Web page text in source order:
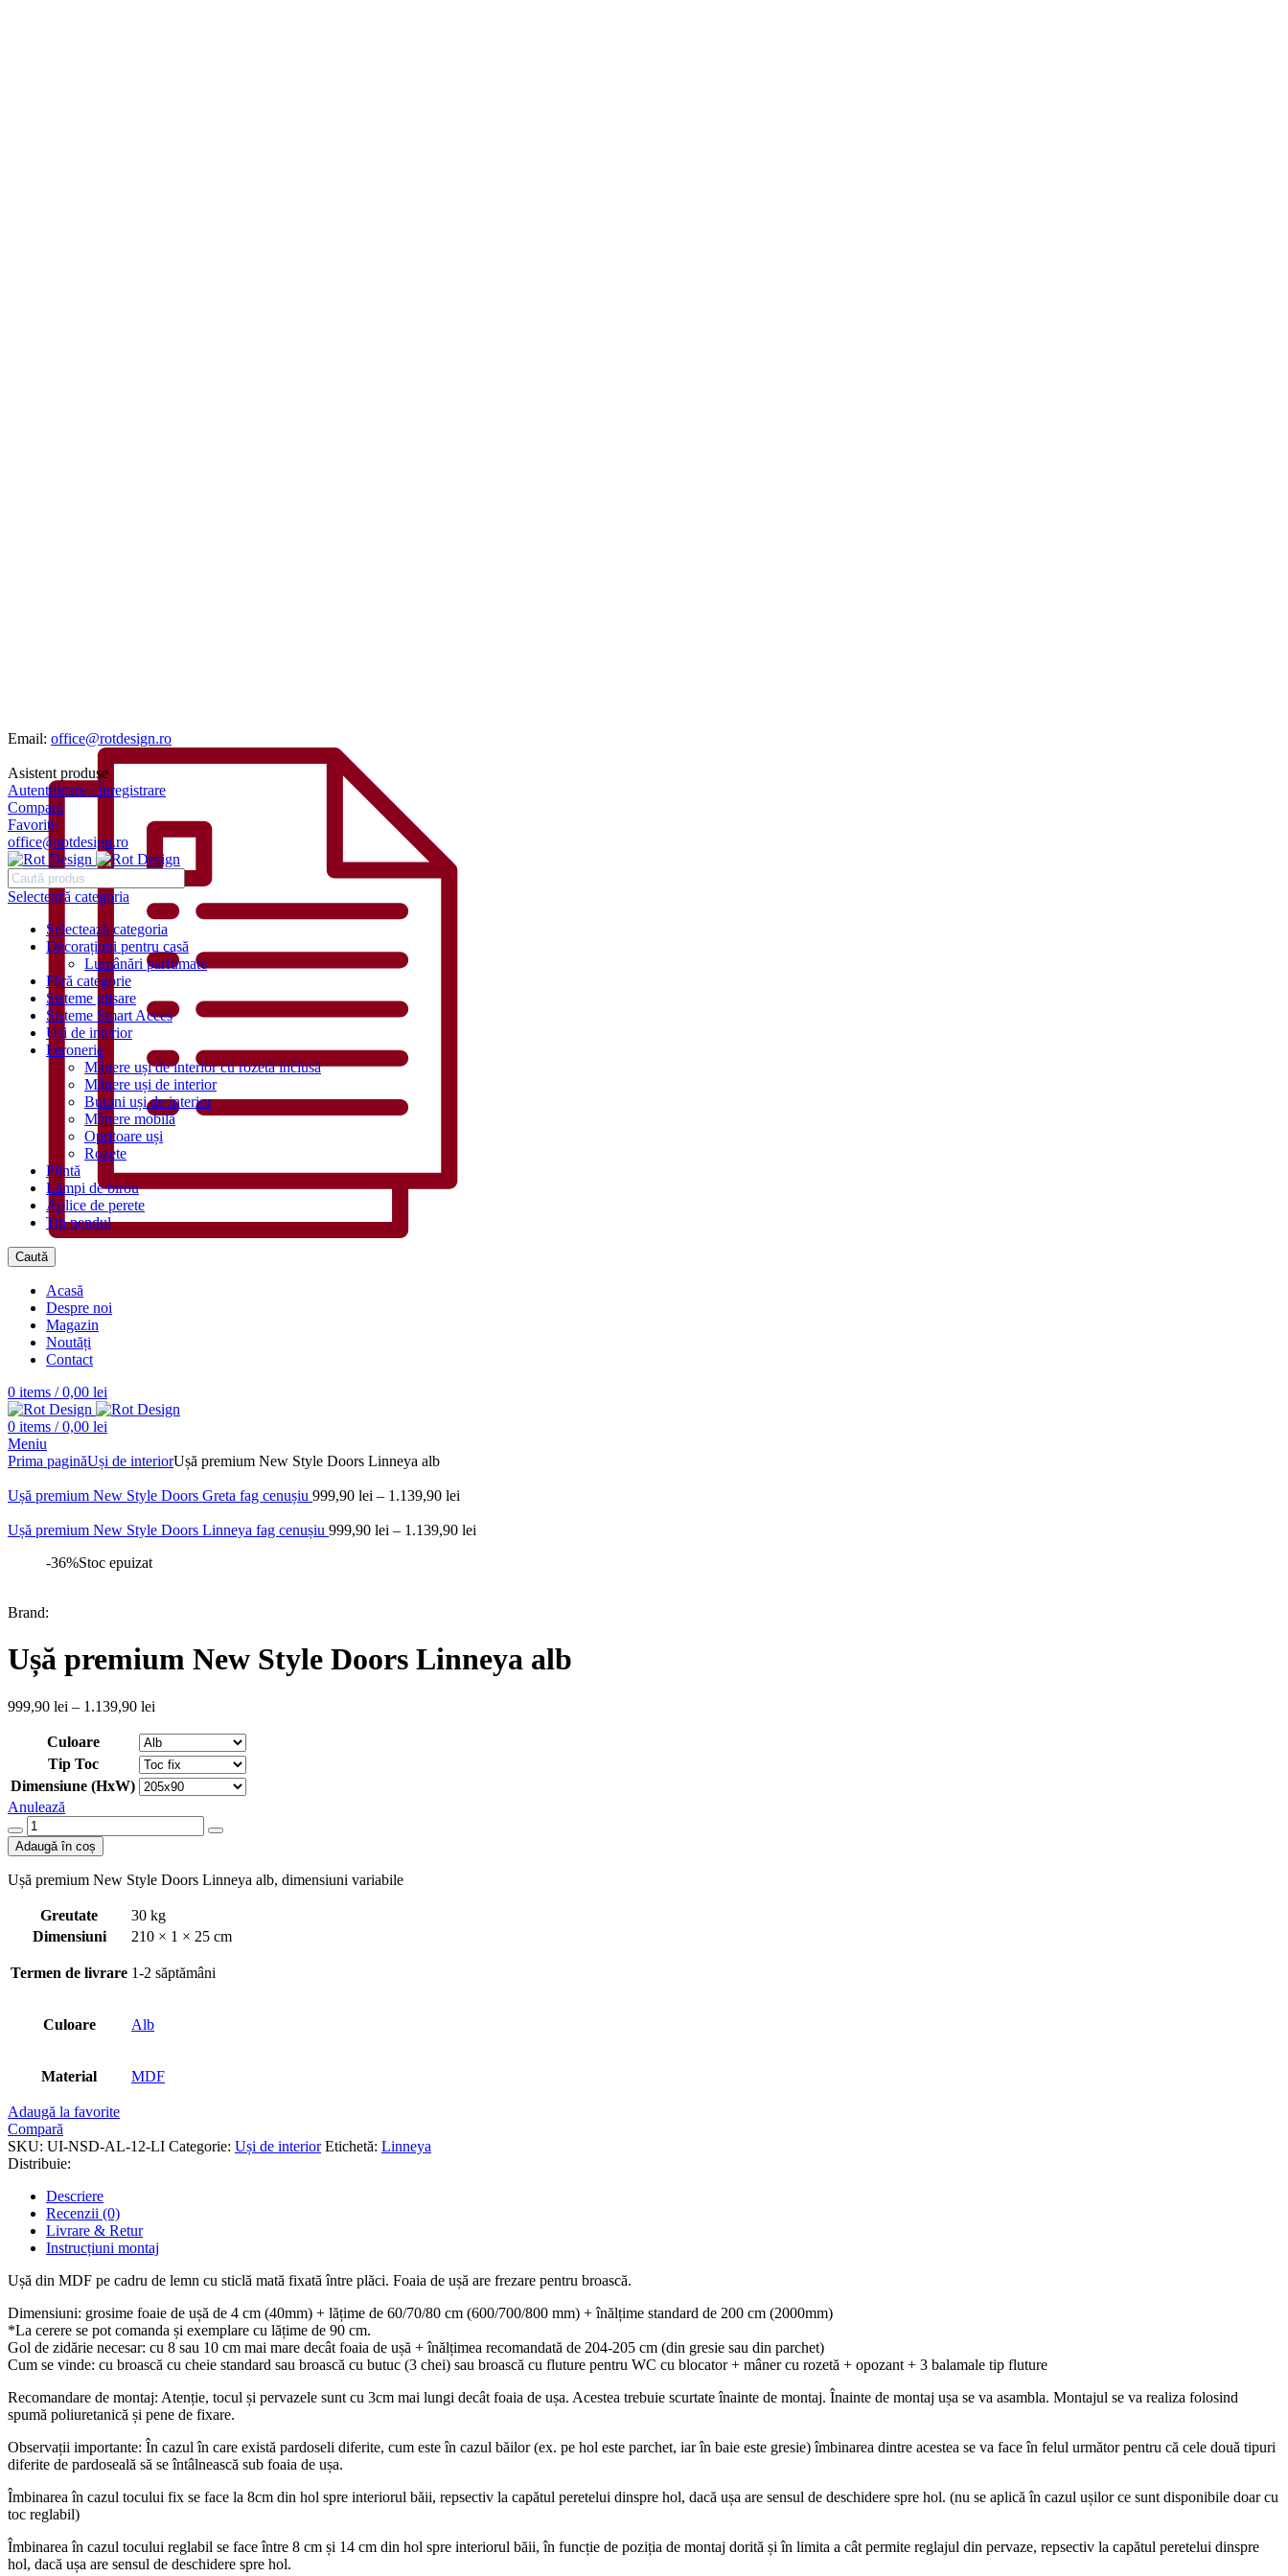
Email: office@rotdesign.ro
Asistent produse
Autentificare / Înregistrare
Compară
Favorite
office@rotdesign.ro
Selectează categoria
Selectează categoria
Decorațiuni pentru casă
Lumânări parfumate
Fără categorie
Sisteme glisare
Sisteme Smart Acces
Uși de interior
Feronerie
Mânere uși de interior cu rozetă inclusă
Mânere uși de interior
Butoni uși de interior
Mânere mobilă
Opritoare uși
Rozete
Plintă
Lămpi de birou
Aplice de perete
Tip pendul
Caută
Acasă
Despre noi
Magazin
Noutăți
Contact
0 items / 0,00 lei
0 items / 0,00 lei
Meniu
Prima paginăUși de interiorUșă premium New Style Doors Linneya alb
Ușă premium New Style Doors Greta fag cenușiu 999,90 lei – 1.139,90 lei
Ușă premium New Style Doors Linneya fag cenușiu 999,90 lei – 1.139,90 lei
-36%Stoc epuizat
Brand:
Ușă premium New Style Doors Linneya alb
999,90 lei – 1.139,90 lei
Culoare
Tip Toc
Dimensiune (HxW)
Anulează
Cantitate
Ușă
premium
New
Style
Doors
Linneya
alb
Adaugă în coș
Ușă premium New Style Doors Linneya alb, dimensiuni variabile
Greutate
30 kg
Dimensiuni
210 × 1 × 25 cm
Termen de livrare 1-2 săptămâni
Culoare Alb
Material MDF
Adaugă la favorite
Compară
SKU: UI-NSD-AL-12-LI Categorie: Uși de interior Etichetă: Linneya
Distribuie:
Descriere
Recenzii (0)
Livrare & Retur
Instrucțiuni montaj
Ușă din MDF pe cadru de lemn cu sticlă mată fixată între plăci. Foaia de ușă are frezare pentru broască.
Dimensiuni: grosime foaie de ușă de 4 cm (40mm) + lățime de 60/70/80 cm (600/700/800 mm) + înălțime standard de 200 cm (2000mm)
*La cerere se pot comanda și exemplare cu lățime de 90 cm.
Gol de zidărie necesar: cu 8 sau 10 cm mai mare decât foaia de ușă + înălțimea recomandată de 204-205 cm (din gresie sau din parchet)
Cum se vinde: cu broască cu cheie standard sau broască cu butuc (3 chei) sau broască cu fluture pentru WC cu blocator + mâner cu rozetă + opozant + 3 balamale tip fluture
Recomandare de montaj: Atenție, tocul și pervazele sunt cu 3cm mai lungi decât foaia de ușa. Acestea trebuie scurtate înainte de montaj. Înainte de montaj ușa se va asambla. Montajul se va realiza folosind
spumă poliuretanică și pene de fixare.
Observații importante: În cazul în care există pardoseli diferite, cum este în cazul băilor (ex. pe hol este parchet, iar în baie este gresie) îmbinarea dintre acestea se va face în felul următor pentru că cele două tipuri
diferite de pardoseală să se întâlnească sub foaia de ușa.
Îmbinarea în cazul tocului fix se face la 8cm din hol spre interiorul băii, repsectiv la capătul peretelui dinspre hol, dacă ușa are sensul de deschidere spre hol. (nu se aplică în cazul ușilor ce sunt disponibile doar cu
toc reglabil)
Îmbinarea în cazul tocului reglabil se face între 8 cm și 14 cm din hol spre interiorul băii, în funcție de poziția de montaj dorită și în limita a cât permite reglajul din pervaze, repsectiv la capătul peretelui dinspre
hol, dacă ușa are sensul de deschidere spre hol.